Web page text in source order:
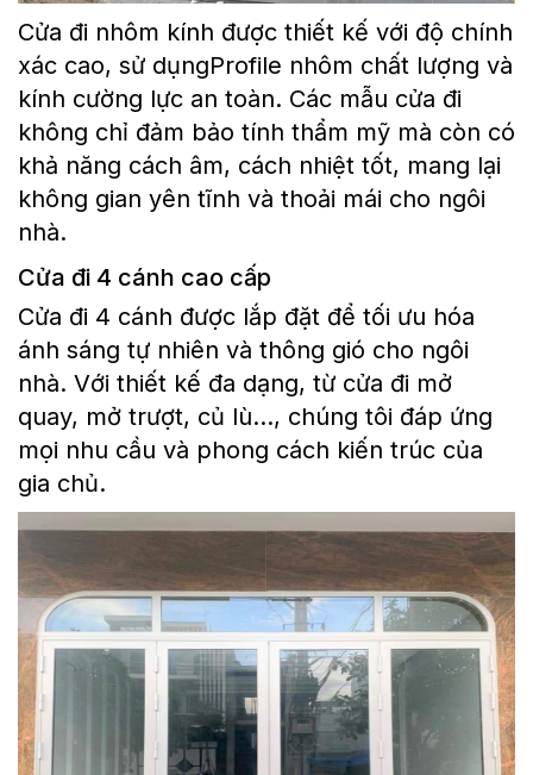
Cửa đi nhôm kính được thiết kế với độ chính
xác cao, sử dụngProfile nhôm chất lượng và
kính cường lực an toàn. Các mẫu cửa đi
không chỉ đảm bảo tính thẩm mỹ mà còn có
khả năng cách âm, cách nhiệt tốt, mang lại
không gian yên tĩnh và thoải mái cho ngôi
nhà.
Cửa đi 4 cánh cao cấp
Cửa đi 4 cánh được lắp đặt để tối ưu hóa
ánh sáng tự nhiên và thông gió cho ngôi
nhà. Với thiết kế đa dạng, từ cửa đi mở
quay, mở trượt, củ lù..., chúng tôi đáp ứng
mọi nhu cầu và phong cách kiến trúc của
gia chủ.